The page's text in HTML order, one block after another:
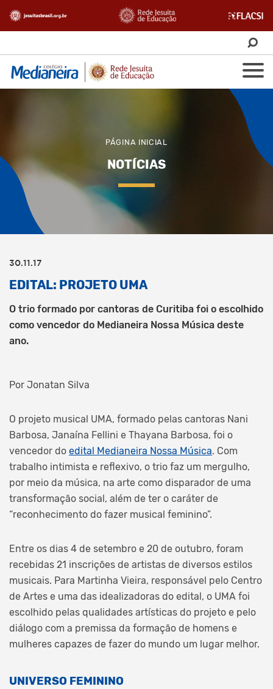
PÁGINA INICIAL
NOTÍCIAS
30.11.17
EDITAL: PROJETO UMA
O trio formado por cantoras de Curitiba foi o escolhido
como vencedor do Medianeira Nossa Música deste
ano.
Por Jonatan Silva
O projeto musical UMA, formado pelas cantoras Nani
Barbosa, Janaína Fellini e Thayana Barbosa, foi o
vencedor do edital Medianeira Nossa Música. Com
trabalho intimista e reflexivo, o trio faz um mergulho,
por meio da música, na arte como disparador de uma
transformação social, além de ter o caráter de
“reconhecimento do fazer musical feminino”.
Entre os dias 4 de setembro e 20 de outubro, foram
recebidas 21 inscrições de artistas de diversos estilos
musicais. Para Martinha Vieira, responsável pelo Centro
de Artes e uma das idealizadoras do edital, o UMA foi
escolhido pelas qualidades artísticas do projeto e pelo
diálogo com a premissa da formação de homens e
mulheres capazes de fazer do mundo um lugar melhor.
UNIVERSO FEMININO